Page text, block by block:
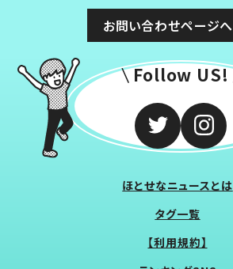
お問い合わせページへ
Follow US!
ほとせなニュースとは
タグ一覧
【利用規約】